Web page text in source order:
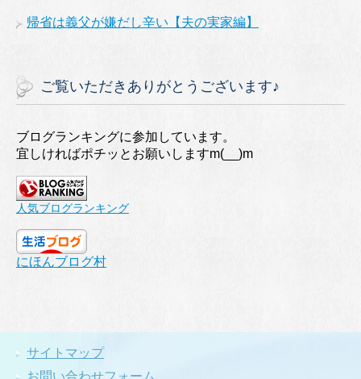
帰省は義父が嫌だし辛い【夫の実家編】
ご覧いただきありがとうございます♪
ブログランキングに参加しています。
宜しければポチッとお願いしますm(__)m
人気ブログランキング
にほんブログ村
サイトマップ
お問い合わせフォーム